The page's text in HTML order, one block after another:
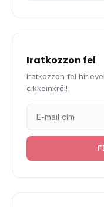
Iratkozzon fel
Iratkozzon fel
cikkeinkről!